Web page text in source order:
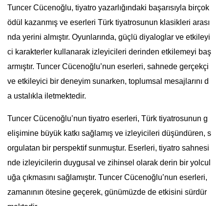
Tuncer Cücenoğlu, tiyatro yazarlığındaki başarısıyla birçok
ödül kazanmış ve eserleri Türk tiyatrosunun klasikleri arası
nda yerini almıştır. Oyunlarında, güçlü diyaloglar ve etkileyi
ci karakterler kullanarak izleyicileri derinden etkilemeyi baş
armıştır. Tuncer Cücenoğlu’nun eserleri, sahnede gerçekçi
ve etkileyici bir deneyim sunarken, toplumsal mesajlarını d
a ustalıkla iletmektedir.
Tuncer Cücenoğlu’nun tiyatro eserleri, Türk tiyatrosunun g
elişimine büyük katkı sağlamış ve izleyicileri düşündüren, s
orgulatan bir perspektif sunmuştur. Eserleri, tiyatro sahnesi
nde izleyicilerin duygusal ve zihinsel olarak derin bir yolcul
uğa çıkmasını sağlamıştır. Tuncer Cücenoğlu’nun eserleri,
zamanının ötesine geçerek, günümüzde de etkisini sürdür